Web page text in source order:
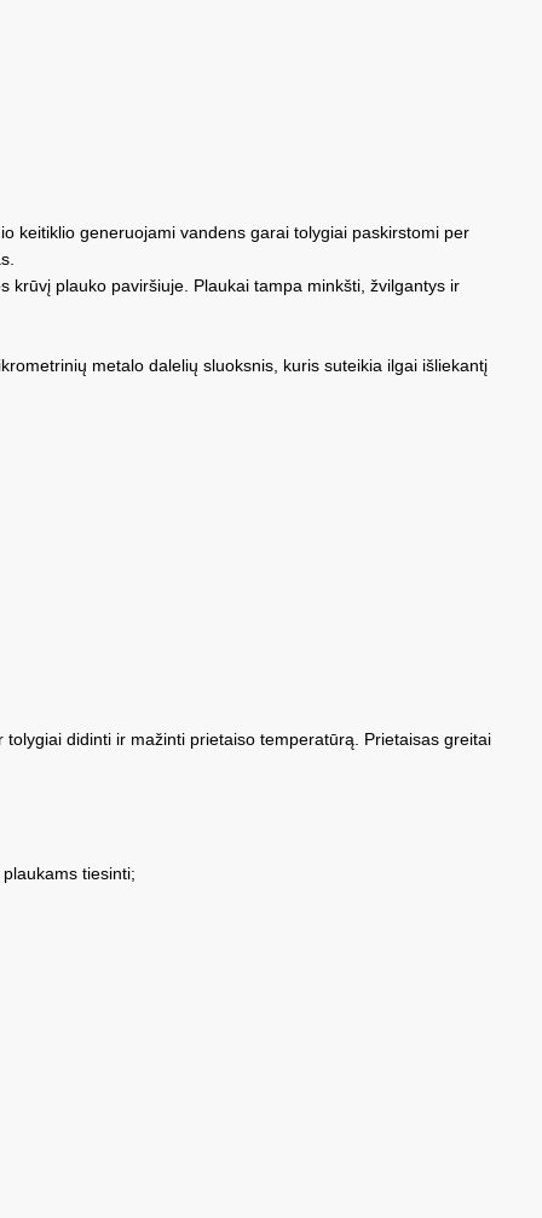
keitiklio generuojami vandens garai tolygiai paskirstomi per
krūvį plauko paviršiuje. Plaukai tampa minkšti, žvilgantys ir
metalo dalelių sluoksnis, kuris suteikia ilgai išliekantį
didinti ir mažinti prietaiso temperatūrą. Prietaisas greitai
tiesinti;